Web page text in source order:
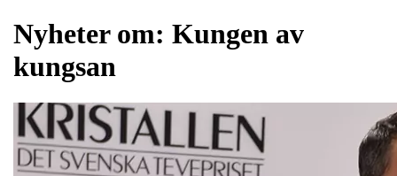
Nyheter om: Kungen av
kungsan